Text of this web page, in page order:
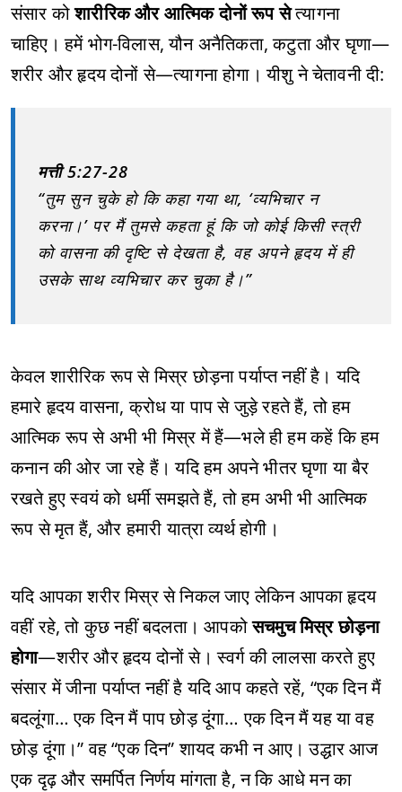
संसार कोशारीरिक और आत्मिक दोनों रूप सेत्यागना
चाहिए। हमें भोग-विलास, यौन अनैतिकता, कटुता और घृणा—
शरीर और हृदय दोनों से—त्यागना होगा। यीशु ने चेतावनी दी:
मत्ती 5:27-28
“तुम सुन चुके हो कि कहा गया था, ‘व्यभिचार न
करना।’ पर मैं तुमसे कहता हूं कि जो कोई किसी स्त्री
को वासना की दृष्टि से देखता है, वह अपने हृदय में ही
उसके साथ व्यभिचार कर चुका है।”
केवल शारीरिक रूप से मिस्र छोड़ना पर्याप्त नहीं है। यदि
हमारे हृदय वासना, क्रोध या पाप से जुड़े रहते हैं, तो हम
आत्मिक रूप से अभी भी मिस्र में हैं—भले ही हम कहें कि हम
कनान की ओर जा रहे हैं। यदि हम अपने भीतर घृणा या बैर
रखते हुए स्वयं को धर्मी समझते हैं, तो हम अभी भी आत्मिक
रूप से मृत हैं, और हमारी यात्रा व्यर्थ होगी।
यदि आपका शरीर मिस्र से निकल जाए लेकिन आपका हृदय
वहीं रहे, तो कुछ नहीं बदलता। आपकोसचमुच मिस्र छोड़ना
होगा—शरीर और हृदय दोनों से। स्वर्ग की लालसा करते हुए
संसार में जीना पर्याप्त नहीं है यदि आप कहते रहें, “एक दिन मैं
बदलूंगा… एक दिन मैं पाप छोड़ दूंगा… एक दिन मैं यह या वह
छोड़ दूंगा।” वह “एक दिन” शायद कभी न आए। उद्धार आज
एक दृढ़ और समर्पित निर्णय मांगता है, न कि आधे मन का